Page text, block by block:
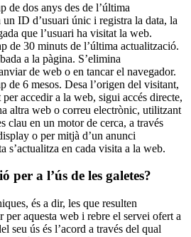
de dos anys des de l’última
ID d’usuari únic i registra la data, la
que l’usuari ha visitat la web.
de 30 minuts de l’última actualització.
a la pàgina. S’elimina
de web o en tancar el navegador.
de 6 mesos. Desa l’origen del visitant,
accedir a la web, sigui accés directe,
altra web o correu electrònic, utilitzant
clau en un motor de cerca, a través
o per mitjà d’un anunci
s’actualitza en cada visita a la web.
per a l’ús de les galetes?
és a dir, les que resulten
per aquesta web i rebre el servei ofert a
seu ús és l’acord a través del qual